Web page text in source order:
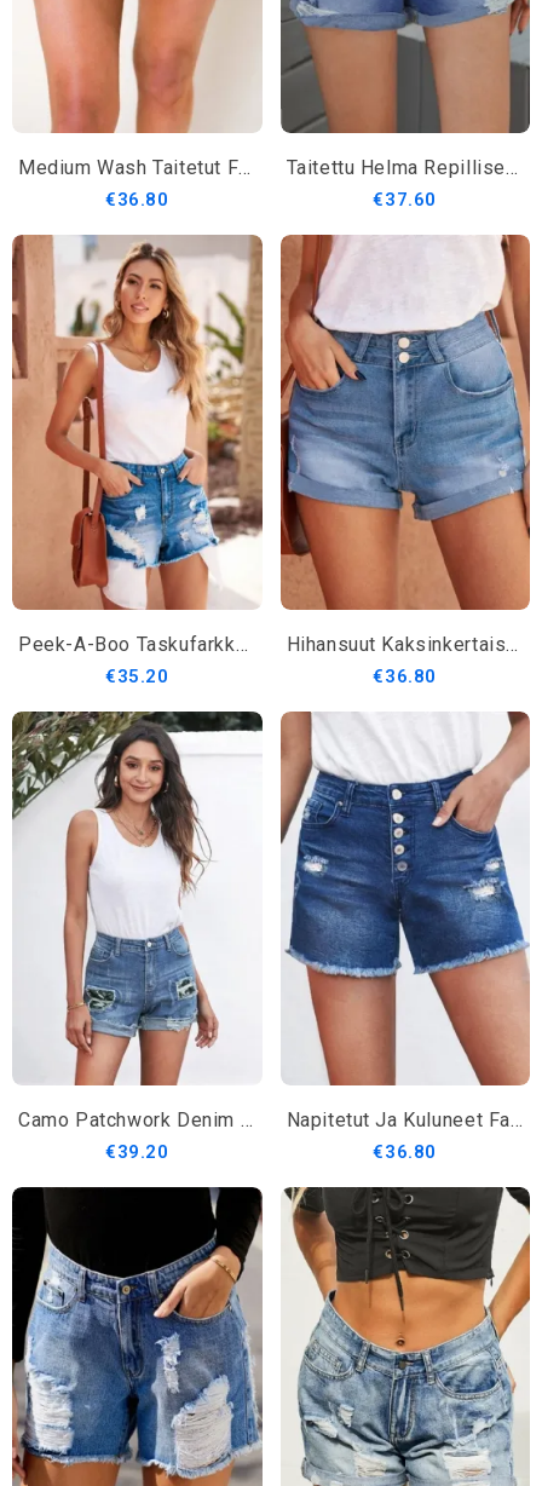
Medium Wash Taitetut Farkkushortsit
€36.80
Taitettu Helma Repilliset Farkkushortsit
€37.60
Peek-A-Boo Taskufarkkushortsit
€35.20
Hihansuut Kaksinkertaiset Farkkushortsit
€36.80
Camo Patchwork Denim Shortsit
€39.20
Napitetut Ja Kuluneet Farkkushortsit
€36.80